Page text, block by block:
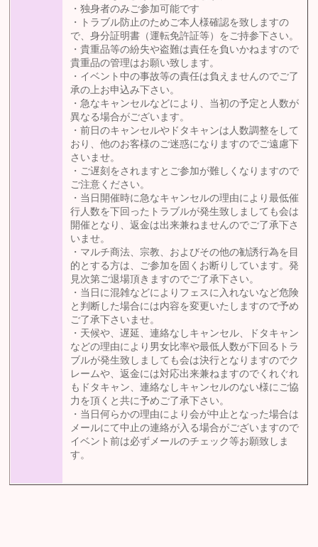
・独身者のみご参加可能です
・トラブル防止のためご本人様確認を致しますの
で、身分証明書（運転免許証等）をご持参下さい。
・貴重品等の紛失や盗難は責任を負いかねますので
貴重品の管理はお願い致します。
・イベント中の事故等の責任は負えませんのでご了
承の上お申込み下さい。
・急なキャンセルなどにより、当初の予定と人数が
異なる場合がございます。
・前日のキャンセルやドタキャンは人数調整をして
おり、他のお客様のご迷惑になりますのでご遠慮下
さいませ。
・ご遅刻をされますとご参加が難しくなりますので
ご注意ください。
・当日開催時に急なキャンセルの理由により最低催
行人数を下回ったトラブルが発生致しましても会は
開催となり、返金は出来兼ねませんのでご了承下さ
いませ。
・マルチ商法、宗教、およびその他の勧誘行為を目
的とする方は、ご参加を固くお断りしています。発
見次第ご退場頂きますのでご了承下さい。
・当日に混雑などによりフェスに入れないなど危険
と判断した場合には内容を変更いたしますので予め
ご了承下さいませ。
・天候や、遅延、連絡なしキャンセル、ドタキャン
などの理由により男女比率や最低人数が下回るトラ
ブルが発生致しましても会は決行となりますのでク
レームや、返金には対応出来兼ねますのでくれぐれ
もドタキャン、連絡なしキャンセルのない様にご協
力を頂くと共に予めご了承下さい。
・当日何らかの理由により会が中止となった場合は
メールにて中止の連絡が入る場合がございますので
イベント前は必ずメールのチェック等お願致しま
す。